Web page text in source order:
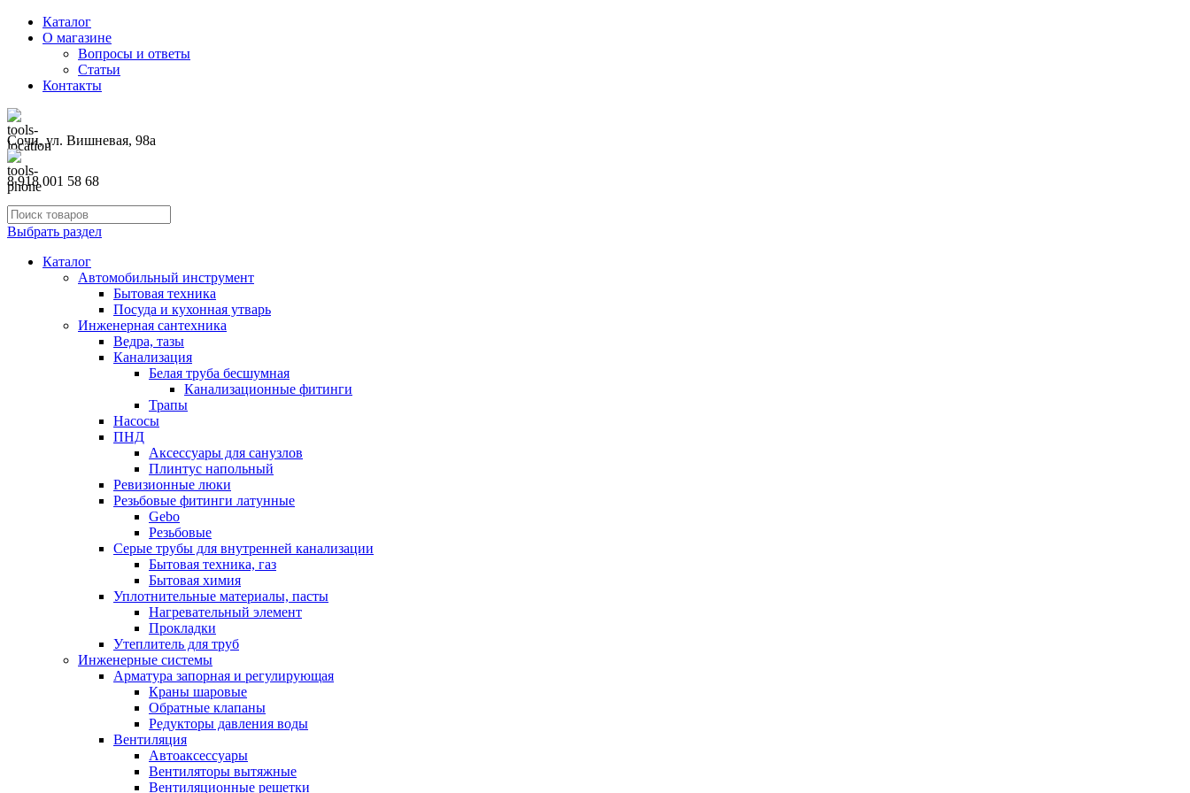
Каталог
О магазине
Вопросы и ответы
Статьи
Контакты
Сочи, ул. Вишневая, 98а
8 918 001 58 68
Выбрать раздел
Каталог
Автомобильный инструмент
Бытовая техника
Посуда и кухонная утварь
Инженерная сантехника
Ведра, тазы
Канализация
Белая труба бесшумная
Канализационные фитинги
Трапы
Насосы
ПНД
Аксессуары для санузлов
Плинтус напольный
Ревизионные люки
Резьбовые фитинги латунные
Gebo
Резьбовые
Серые трубы для внутренней канализации
Бытовая техника, газ
Бытовая химия
Уплотнительные материалы, пасты
Нагревательный элемент
Прокладки
Утеплитель для труб
Инженерные системы
Арматура запорная и регулирующая
Краны шаровые
Обратные клапаны
Редукторы давления воды
Вентиляция
Автоаксессуары
Вентиляторы вытяжные
Вентиляционные решетки